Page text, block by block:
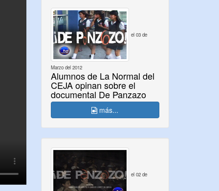
el 03 de
Marzo del 2012
Alumnos de La Normal del
CEJA opinan sobre el
documental De Panzazo
más...
el 02 de